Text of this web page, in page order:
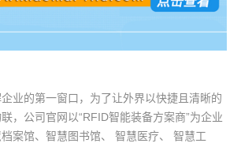
业的第一窗口，为了让外界以快捷且清晰的
，公司官网以“RFID智能装备方案商”为企业
案馆、智慧图书馆、 智慧医疗、 智慧工